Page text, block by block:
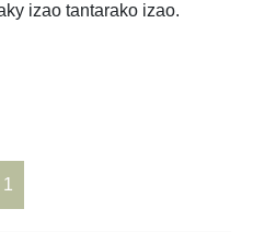
izao tantarako izao.
1